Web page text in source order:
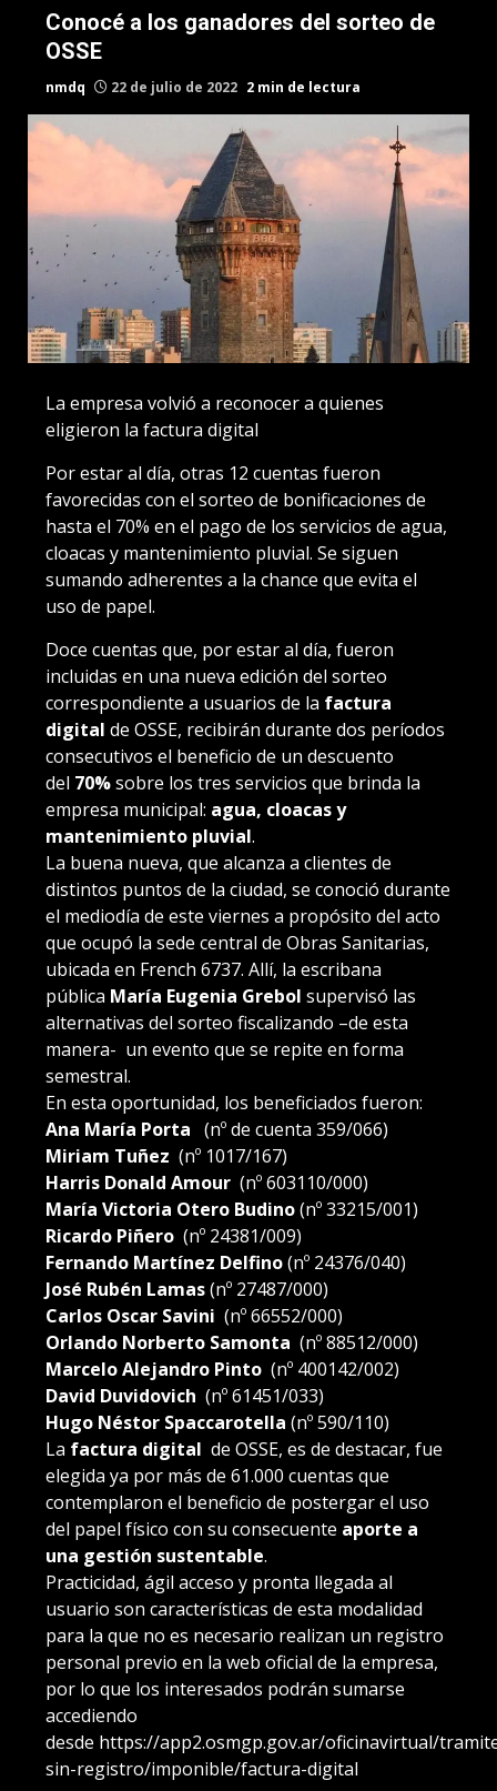
Conocé a los ganadores del sorteo de
OSSE
nmdq 22 de julio de 2022 2 min de lectura
La empresa volvió a reconocer a quienes
eligieron la factura digital
Por estar al día, otras 12 cuentas fueron
favorecidas con el sorteo de bonificaciones de
hasta el 70% en el pago de los servicios de agua,
cloacas y mantenimiento pluvial. Se siguen
sumando adherentes a la chance que evita el
uso de papel.
Doce cuentas que, por estar al día, fueron
incluidas en una nueva edición del sorteo
correspondiente a usuarios de la factura
digital de OSSE, recibirán durante dos períodos
consecutivos el beneficio de un descuento
del 70%sobre los tres servicios que brinda la
empresa municipal: agua, cloacas y
mantenimiento pluvial.
La buena nueva, que alcanza a clientes de
distintos puntos de la ciudad, se conoció durante
el mediodía de este viernes a propósito del acto
que ocupó la sede central de Obras Sanitarias,
ubicada en French 6737. Allí, la escribana
pública María Eugenia Grebol supervisó las
alternativas del sorteo fiscalizando –de esta
manera- un evento que se repite en forma
semestral.
En esta oportunidad, los beneficiados fueron:
Ana María Porta (nº de cuenta 359/066)
Miriam Tuñez (nº 1017/167)
Harris Donald Amour (nº 603110/000)
María Victoria Otero Budino(nº 33215/001)
Ricardo Piñero (nº 24381/009)
Fernando Martínez Delfino(nº 24376/040)
José Rubén Lamas(nº 27487/000)
Carlos Oscar Savini (nº 66552/000)
Orlando Norberto Samonta (nº 88512/000)
Marcelo Alejandro Pinto (nº 400142/002)
David Duvidovich (nº 61451/033)
Hugo Néstor Spaccarotella (nº 590/110)
La factura digital de OSSE, es de destacar, fue
elegida ya por más de 61.000 cuentas que
contemplaron el beneficio de postergar el uso
del papel físico con su consecuente aporte a
una gestión sustentable.
Practicidad, ágil acceso y pronta llegada al
usuario son características de esta modalidad
para la que no es necesario realizan un registro
personal previo en la web oficial de la empresa,
por lo que los interesados podrán sumarse
accediendo
desde https://app2.osmgp.gov.ar/oficinavirtual/
sin-registro/imponible/factura-digital